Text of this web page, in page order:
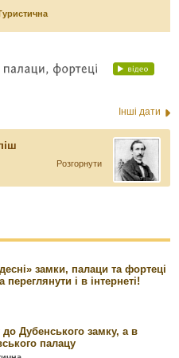
Інші дати
Розгорнути
замки, палаци та фортеці
і в інтернеті!
Дубенського замку, а в
палацу